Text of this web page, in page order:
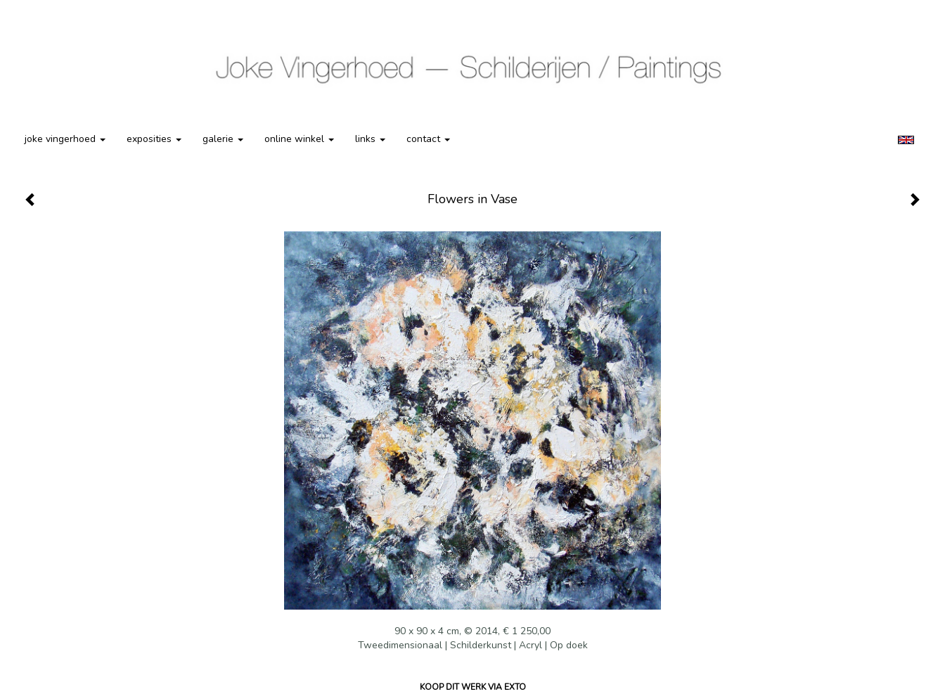
joke vingerhoed exposities galerie online winkel links contact
Flowers in Vase
90 x 90 x 4 cm, © 2014, € 1 250,00
Tweedimensionaal | Schilderkunst | Acryl | Op doek
KOOP DIT WERK VIA EXTO